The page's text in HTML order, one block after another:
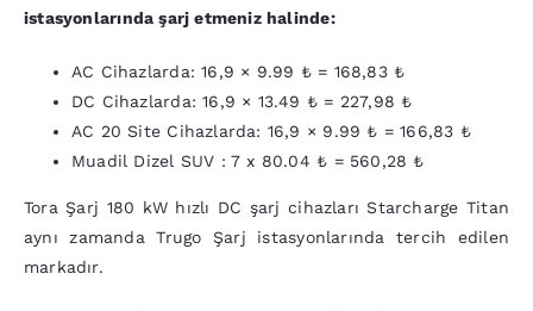
istasyonlarında şarj etmeniz halinde:
AC Cihazlarda:16,9 × 9.99 ₺ = 168,83₺
DC Cihazlarda: 16,9 × 13.49 ₺ = 227,98 ₺
AC 20 Site Cihazlarda: 16,9 × 9.99 ₺ =166,83 ₺
Muadil Dizel SUV : 7 x 80.04 ₺ = 560,28 ₺
Tora Şarj 180 kW hızlı DC şarj cihazları Starcharge Titan
aynı zamanda Trugo Şarj istasyonlarında tercih edilen
markadır.